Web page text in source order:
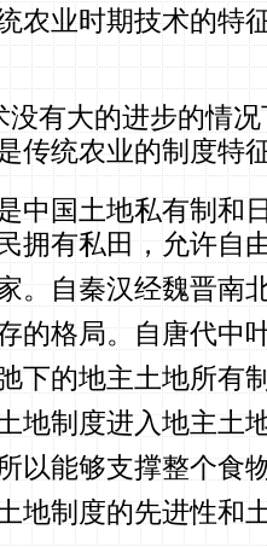
农业时期技术的特
没有大的进步的情
传统农业的制度特
中国土地私有制和
拥有私田，允许自
。自秦汉经魏晋南
的格局。自唐代中
下的地主土地所有
地制度进入地主土
以能够支撑整个食
地制度的先进性和